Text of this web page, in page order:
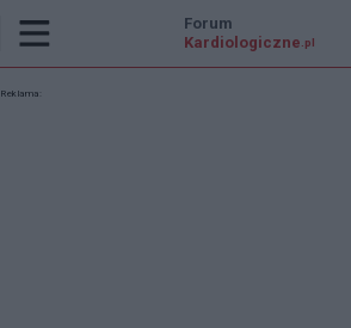
Forum
Kardiologiczne .pl
Reklama: